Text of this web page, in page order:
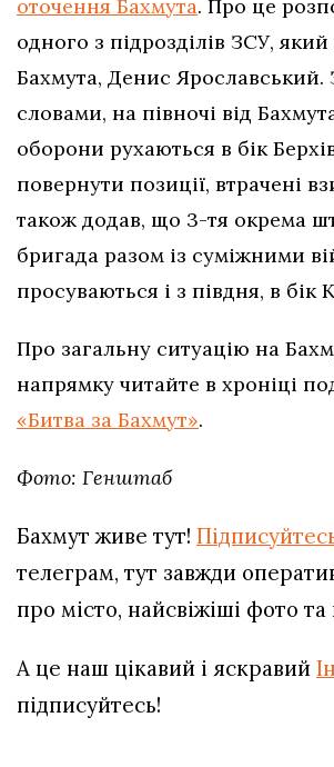
оточення Бахмута. Про це
одного з підрозділів ЗСУ,
Бахмута, Денис Ярославський.
словами, на півночі від
оборони рухаються в бік
повернути позиції, втрачені
також додав, що 3-тя окрема
бригада разом із суміжними
просуваються і з півдня, в бік
Про загальну ситуацію на
напрямку читайте в хроніці
«Битва за Бахмут».
Фото: Генштаб
Бахмут живе тут!
телеграм, тут завжди
про місто, найсвіжіші фото та
А це наш цікавий і яскравий
підписуйтесь!